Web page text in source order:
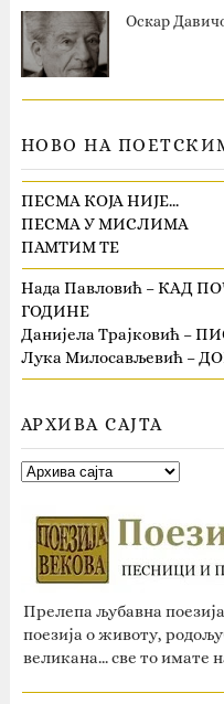
Оскар
НОВО НА
ПЕСМА КОЈА НИЈЕ…
ПЕСМА У МИСЛИМА
ПАМТИМ ТЕ
Нада Павловић – КАД
ГОДИНЕ
Данијела Трајковић –
Лука Милосављевић –
АРХИВА САЈТА
Прелепа љубавна
поезија о животу,
великана... све то имате